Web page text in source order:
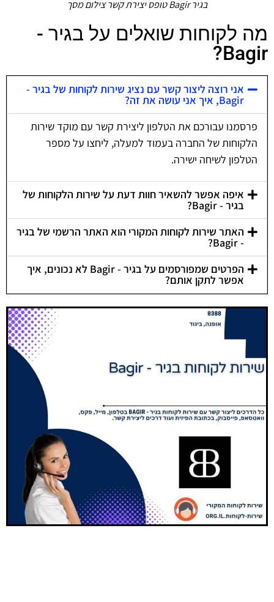
בגיר Bagir טופס יצירת קשר צילום מסך
מה לקוחות שואלים על בגיר -
Bagir?
אני רוצה ליצור קשר עם נציג שירות לקוחות של בגיר -
Bagir, איך אני עושה את זה?
פרסמנו עבורכם את הטלפון ליצירת קשר עם מוקד שירות
הלקוחות של החברה בעמוד למעלה, ליחצו על מספר
הטלפון לשיחה ישירה.
איפה אפשר להשאיר חוות דעת על שירות הלקוחות של
בגיר - Bagir?
האתר שירות לקוחות המקורי הוא האתר הרשמי של בגיר
- Bagir?
הפרטים שמפורסמים על בגיר - Bagir לא נכונים, איך
אפשר לתקן אותם?